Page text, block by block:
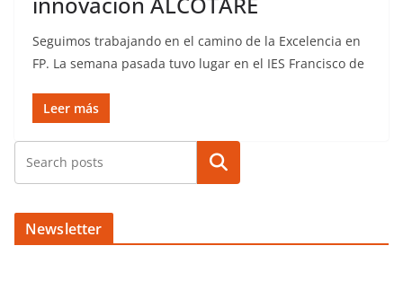
Seguimos trabajando en el camino de la Excelencia en
FP. La semana pasada tuvo lugar en el IES Francisco de
Leer más
Buscar
Newsletter